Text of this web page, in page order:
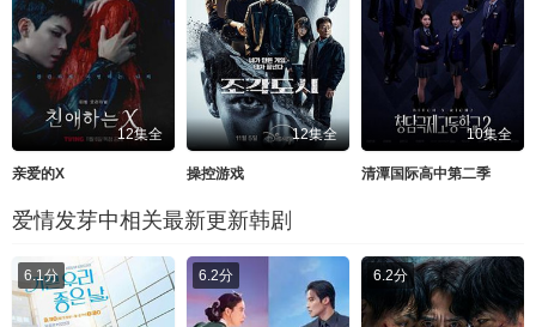
12集全
亲爱的X
12集全
操控游戏
10集全
清潭国际高中第二季
爱情发芽中相关最新更新韩剧
6.1分 6.2分 6.2分